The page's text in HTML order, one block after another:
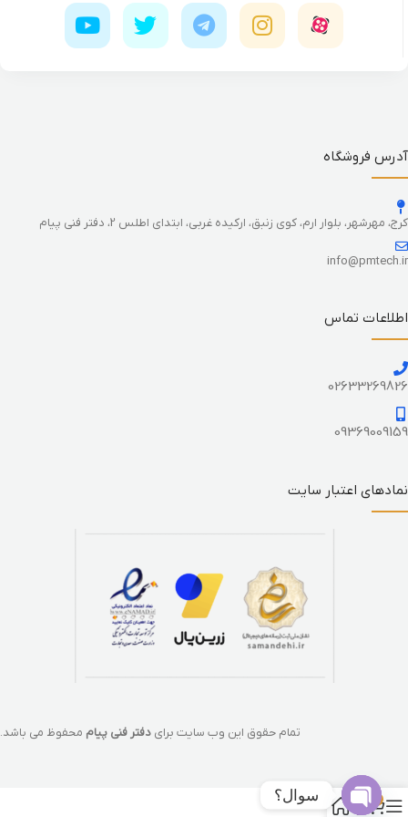
آدرس فروشگاه
کرج، مهرشهر، بلوار ارم، کوی زنبق، ارکیده غربی، ابتدای اطلس 2، دفتر فنی پیام
info@pmtech.ir
اطلاعات تماس
02633269826
09369009159
نمادهای اعتبار سایت
تمام حقوق این وب سایت برای دفتر فنی پیام محفوظ می باشد.
سوال؟